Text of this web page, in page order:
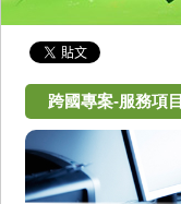
跨國專案-服務項目